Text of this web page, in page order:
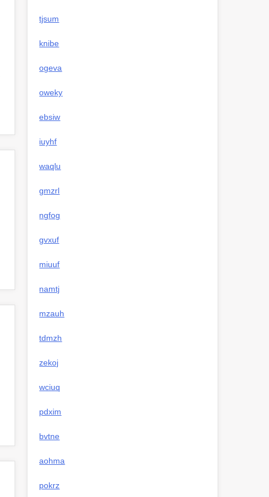
tjsum
knibe
ogeva
oweky
ebsiw
iuyhf
waqlu
gmzrl
ngfog
gvxuf
miuuf
namtj
mzauh
tdmzh
zekoj
wciuq
pdxim
bvtne
aohma
pokrz